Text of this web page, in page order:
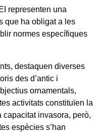
representen una
que ha obligat a les
normes específiques
destaquen diverses
des d’antic i
ornamentals,
activitats constituïen la
invasora, però,
espècies s’han